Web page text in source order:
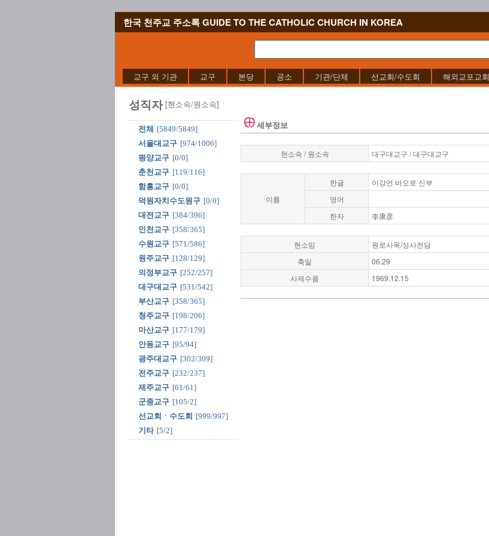
한국 천주교 주소록 GUIDE TO THE CATHOLIC CHURCH IN KOREA
교구 외 기관 교구 본당 공소 기관/단체 선교회/수도회 해외교포교회
성직자 [현소속/원소속]
전체
[5849/5849]
서울대교구 [974/1006]
평양교구 [0/0]
춘천교구 [119/116]
함흥교구 [0/0]
덕원자치수도원구 [0/0]
대전교구 [384/396]
인천교구 [358/365]
수원교구 [571/586]
원주교구 [128/129]
의정부교구 [252/257]
대구대교구 [531/542]
부산교구 [358/365]
청주교구 [198/206]
마산교구 [177/179]
안동교구 [95/94]
광주대교구 [302/309]
전주교구 [232/237]
제주교구 [61/61]
군종교구 [105/2]
선교회ㆍ수도회 [999/997]
기타 [5/2]
세부정보
현소속 / 원소속 대구대교구 / 대구대교구
이름
한글
이강언 바오로 신부
영어
한자
李康彦
현소임
원로사목/성사전담
축일
06.29
사제수품
1969.12.15